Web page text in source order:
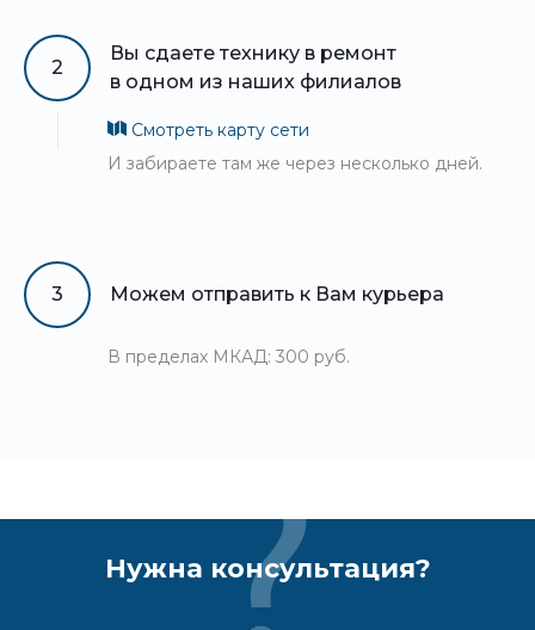
2
Вы сдаете технику в ремонт
в одном из наших филиалов
Смотреть карту сети
И забираете там же через несколько дней.
3 Можем отправить к Вам курьера
В пределах МКАД: 300 руб.
Нужна консультация?